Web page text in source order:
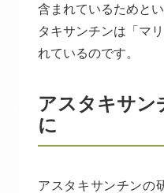
含まれているためと
タキサンチンは「マ
れているのです。
アスタキサン
に
アスタキサンチンの